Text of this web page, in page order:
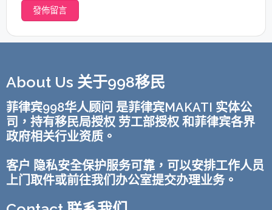
About Us 关于998移民
菲律宾998华人顾问 是菲律宾MAKATI 实体公
司，持有移民局授权 劳工部授权 和菲律宾各界
政府相关行业资质。
客户 隐私安全保护服务可靠，可以安排工作人员
上门取件或前往我们办公室提交办理业务。